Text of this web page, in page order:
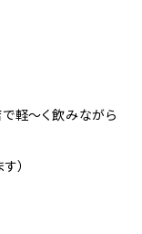
で軽～く飲みながら
）